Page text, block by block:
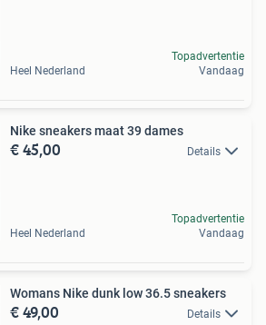
Heel Nederland
Topadvertentie
Vandaag
Nike sneakers maat 39 dames
€ 45,00 Details
Heel Nederland
Topadvertentie
Vandaag
Womans Nike dunk low 36.5 sneakers
€ 49,00 Details